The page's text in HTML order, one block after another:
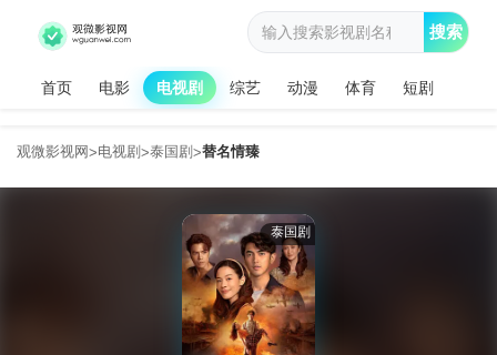
首页 电影 电视剧 综艺 动漫 体育 短剧
搜索
观微影视网>电视剧 >泰国剧 >替名情臻
泰国剧